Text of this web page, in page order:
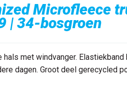
Microfleece
| 34-bosgroen
met windvanger.
dagen. Groot deel gerecycled